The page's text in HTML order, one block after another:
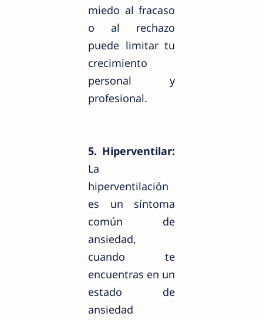
miedo al fracaso
o al rechazo
puede limitar tu
crecimiento
personal y
profesional.
5. Hiperventilar:
La
hiperventilación
es un síntoma
común de
ansiedad,
cuando te
encuentras en un
estado de
ansiedad